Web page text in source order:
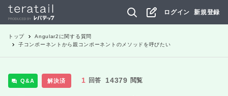
ログイン 新規登録
トップ Angular2 に関する質問
子コンポーネントから親コンポーネントのメソッドを呼びたい
Q&A 解決済 1 回答 14379 閲覧